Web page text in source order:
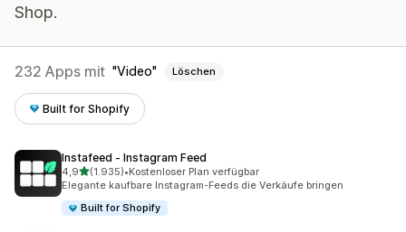
Shop.
232 Apps mit Video Löschen
Built for Shopify
Instafeed ‑ Instagram Feed
4,9von 5 Sternen
(1.935)
1935 Rezensionen insgesamt
•Kostenloser Plan verfügbar
Elegante kaufbare Instagram-Feeds die Verkäufe bringen
Built for Shopify